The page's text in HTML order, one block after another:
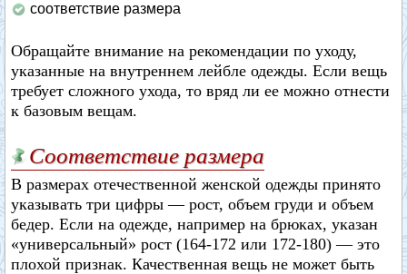
соответствие размера
Обращайте внимание на рекомендации по уходу,
указанные на внутреннем лейбле одежды. Если вещь
требует сложного ухода, то вряд ли ее можно отнести
к базовым вещам.
Соответствие размера
В размерах отечественной женской одежды принято
указывать три цифры — рост, объем груди и объем
бедер. Если на одежде, например на брюках, указан
«универсальный» рост (164-172 или 172-180) — это
плохой признак. Качественная вещь не может быть